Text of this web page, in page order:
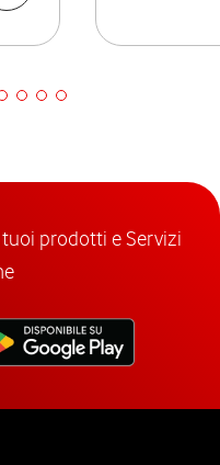
prodotti e Servizi